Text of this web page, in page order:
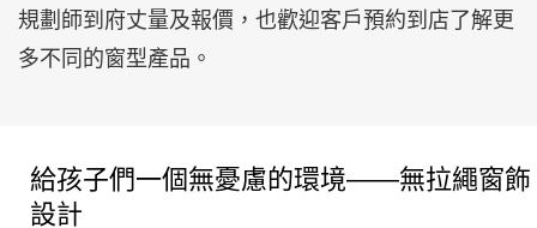
規劃師到府丈量及報價，也歡迎客戶預約到店了解更
多不同的窗型產品。
給孩子們一個無憂慮的環境——無拉繩窗飾
設計